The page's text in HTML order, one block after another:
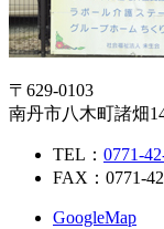
〒629-0103
南丹市八木町諸畑
TEL： 0771-
FAX：0771-
GoogleMap